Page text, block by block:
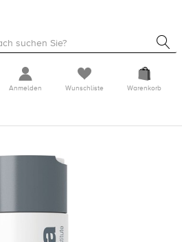
Anmelden Wunschliste Warenkorb